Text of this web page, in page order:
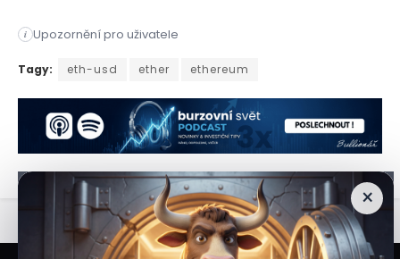
i Upozornění pro uživatele
Společnosti zabývající se správou digitálních aktiv se v
Tagy: eth-usd ether ethereum
×